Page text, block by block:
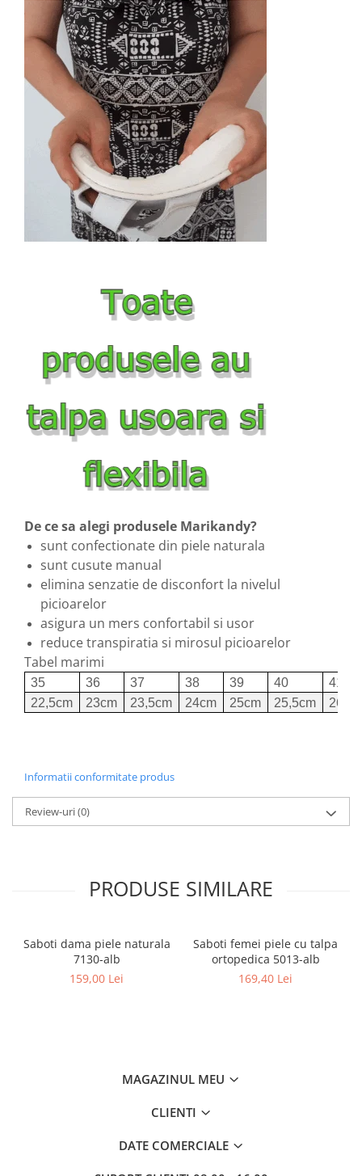
De ce sa alegi produsele Marikandy?
sunt confectionate din piele naturala
sunt cusute manual
elimina senzatie de disconfort la nivelul
picioarelor
asigura un mers confortabil si usor
reduce transpiratia si mirosul picioarelor
Tabel marimi
35 36 37 38 39 40
41
22,5cm
23cm 23,5cm 24cm 25cm 25,5cm 26cm
Informatii conformitate produs
Review-uri(0)
PRODUSE SIMILARE
Saboti dama piele naturala
7130-alb
159,00 Lei
Saboti femei piele cu talpa
ortopedica 5013-alb
169,40 Lei
MAGAZINUL MEU
CLIENTI
DATE COMERCIALE